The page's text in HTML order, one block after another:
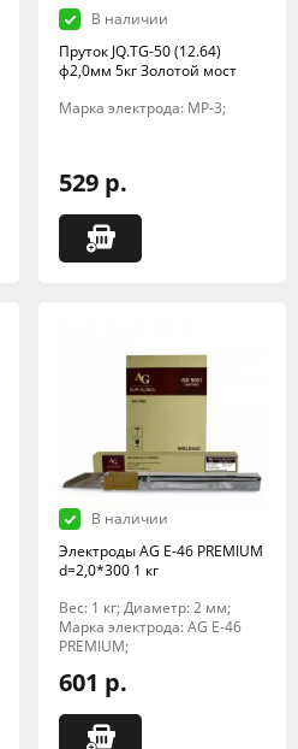
В наличии
Пруток JQ.TG-50 (12.64)
ф2,0мм 5кг Золотой мост
Марка электрода: МР-3;
529 р.
В наличии
Электроды AG E-46 PREMIUM
d=2,0*300 1 кг
Вес: 1 кг; Диаметр: 2 мм;
Марка электрода: AG E-46
PREMIUM;
601 р.